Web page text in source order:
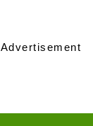
Advertisement